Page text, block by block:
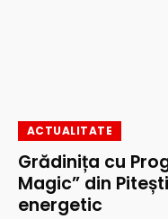
ACTUALITATE
Grădinița cu
Magic” din
energetic